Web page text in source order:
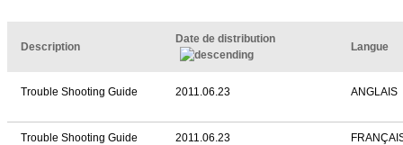
Description
Date de distribution
Langue
Trouble Shooting Guide 2011.06.23 ANGLAIS
Trouble Shooting Guide 2011.06.23